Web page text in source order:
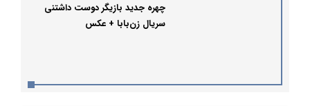
چهره جدید بازیگر دوست داشتنی
سریال زن‌بابا + عکس